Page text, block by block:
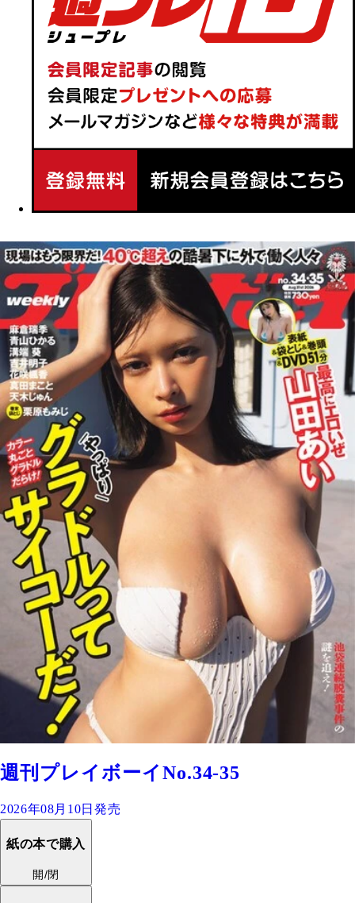
週刊プレイボーイNo.34-35
2026年08月10日発売
紙の本で購入
開/閉